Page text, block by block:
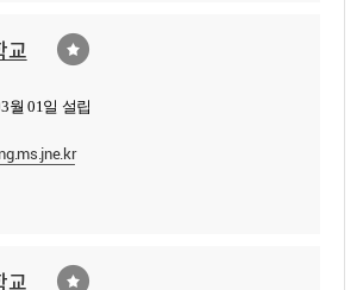
교
월 01일 설립
교